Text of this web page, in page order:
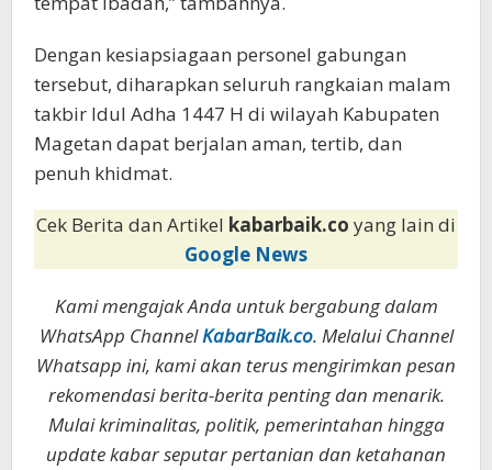
Dengan kesiapsiagaan personel gabungan
tersebut, diharapkan seluruh rangkaian malam
takbir Idul Adha 1447 H di wilayah Kabupaten
Magetan dapat berjalan aman, tertib, dan
penuh khidmat.
Cek Berita dan Artikel kabarbaik.co yang lain di
Google News
Kami mengajak Anda untuk bergabung dalam
WhatsApp ChannelKabarBaik.co. Melalui Channel
Whatsapp ini, kami akan terus mengirimkan pesan
rekomendasi berita-berita penting dan menarik.
Mulai kriminalitas, politik, pemerintahan hingga
update kabar seputar pertanian dan ketahanan